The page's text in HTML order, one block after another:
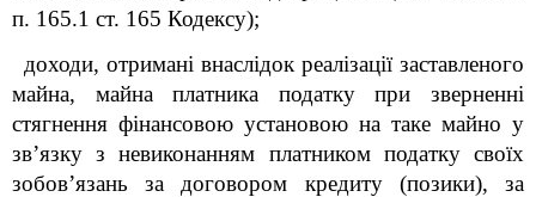
п. 165.1 ст. 165 Кодексу);
доходи, отримані внаслідок реалізації заставленого
майна, майна платника податку при зверненні
стягнення фінансовою установою на таке майно у
зв’язку з невиконанням платником податку своїх
зобов’язань за договором кредиту (позики), за